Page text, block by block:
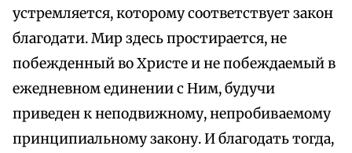
устремляется, которому соответствует закон
благодати. Мир здесь простирается, не
побежденный во Христе и не побеждаемый в
ежедневном единении с Ним, будучи
приведен к неподвижному, непробиваемому
принципиальному закону. И благодать тогда,